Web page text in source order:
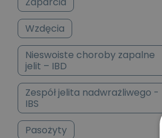
Wzdęcia
Nieswoiste choroby zapalne
jelit – IBD
Zespół jelita nadwrażliwego -
IBS
Pasożyty